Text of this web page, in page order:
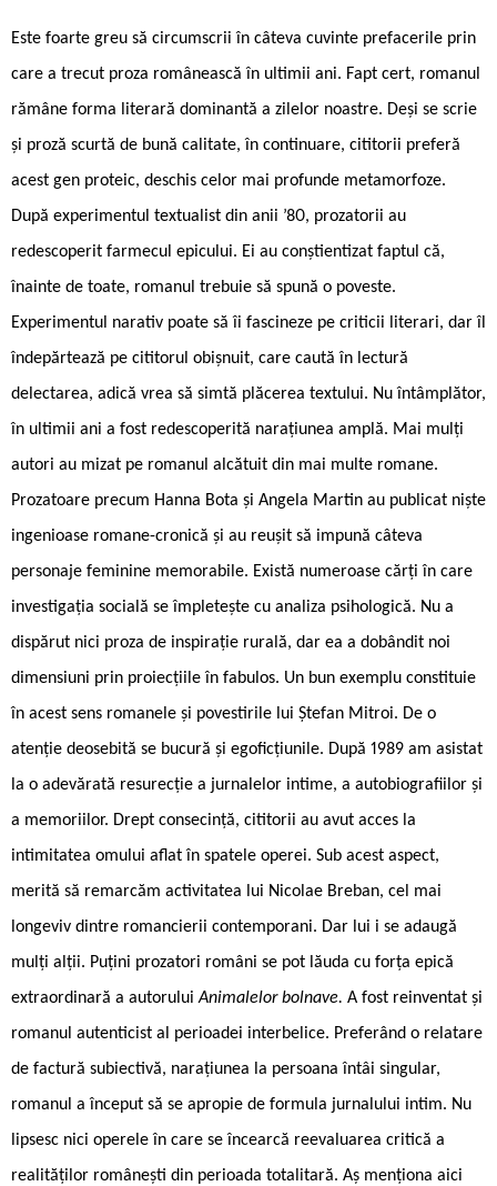
Este foarte greu să circumscrii în câteva cuvinte prefacerile prin
care a trecut proza românească în ultimii ani. Fapt cert, romanul
rămâne forma literară dominantă a zilelor noastre. Deși se scrie
și proză scurtă de bună calitate, în continuare, cititorii preferă
acest gen proteic, deschis celor mai profunde metamorfoze.
După experimentul textualist din anii ’80, prozatorii au
redescoperit farmecul epicului. Ei au conștientizat faptul că,
înainte de toate, romanul trebuie să spună o poveste.
Experimentul narativ poate să îi fascineze pe criticii literari, dar îl
îndepărtează pe cititorul obișnuit, care caută în lectură
delectarea, adică vrea să simtă plăcerea textului. Nu întâmplător,
în ultimii ani a fost redescoperită narațiunea amplă. Mai mulți
autori au mizat pe romanul alcătuit din mai multe romane.
Prozatoare precum Hanna Bota și Angela Martin au publicat niște
ingenioase romane-cronică și au reușit să impună câteva
personaje feminine memorabile. Există numeroase cărți în care
investigația socială se împletește cu analiza psihologică. Nu a
dispărut nici proza de inspirație rurală, dar ea a dobândit noi
dimensiuni prin proiecțiile în fabulos. Un bun exemplu constituie
în acest sens romanele și povestirile lui Ștefan Mitroi. De o
atenție deosebită se bucură și egoficțiunile. După 1989 am asistat
la o adevărată resurecție a jurnalelor intime, a autobiografiilor și
a memoriilor. Drept consecință, cititorii au avut acces la
intimitatea omului aflat în spatele operei. Sub acest aspect,
merită să remarcăm activitatea lui Nicolae Breban, cel mai
longeviv dintre romancierii contemporani. Dar lui i se adaugă
mulți alții. Puțini prozatori români se pot lăuda cu forța epică
extraordinară a autoruluiAnimalelor bolnave. A fost reinventat și
romanul autenticist al perioadei interbelice. Preferând o relatare
de factură subiectivă, narațiunea la persoana întâi singular,
romanul a început să se apropie de formula jurnalului intim. Nu
lipsesc nici operele în care se încearcă reevaluarea critică a
realităților românești din perioada totalitară. Aș menționa aici